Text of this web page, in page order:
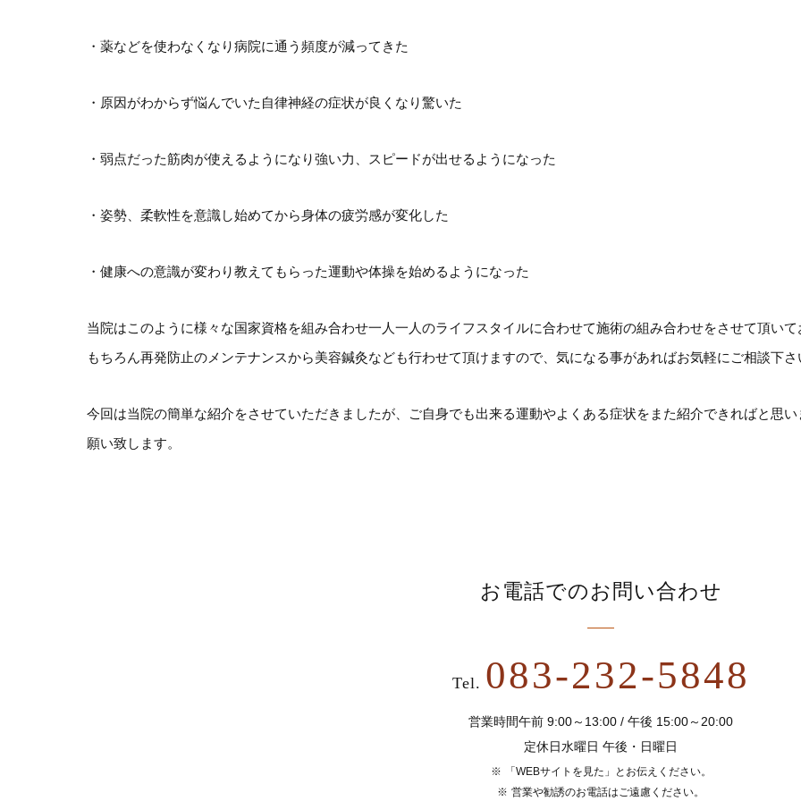
・薬などを使わなくなり病院に通う頻度が減ってきた
・原因がわからず悩んでいた自律神経の症状が良くなり驚いた
・弱点だった筋肉が使えるようになり強い力、スピードが出せるようになった
・姿勢、柔軟性を意識し始めてから身体の疲労感が変化した
・健康への意識が変わり教えてもらった運動や体操を始めるようになった
当院はこのように様々な国家資格を組み合わせ一人一人のライフスタイルに合わせて施術の組み合わせをさせて頂いて
もちろん再発防止のメンテナンスから美容鍼灸なども行わせて頂けますので、気になる事があればお気軽にご相談下さ
今回は当院の簡単な紹介をさせていただきましたが、ご自身でも出来る運動やよくある症状をまた紹介できればと思
願い致します。
お電話でのお問い合わせ
Tel. 083-232-5848
営業時間午前 9:00～13:00 / 午後 15:00～20:00
定休日水曜日 午後・日曜日
「WEBサイトを見た」とお伝えください。
営業や勧誘のお電話はご遠慮ください。